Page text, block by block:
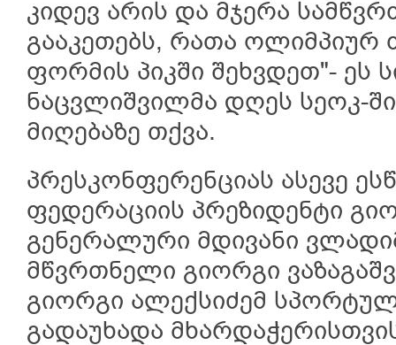
კიდევ არის და მჯერა
გააკეთებს, რათა ოლიმპიურ
ფორმის პიკში შეხვდეთ"- ეს
ნაცვლიშვილმა დღეს სეოკ-
მიღებაზე თქვა.
პრესკონფერენციას ასევე
ფედერაციის პრეზიდენტი
გენერალური მდივანი
მწვრთნელი გიორგი
გიორგი ალექსიძემ
გადაუხადა